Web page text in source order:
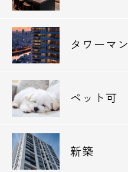
タワーマ
ペット可
新築